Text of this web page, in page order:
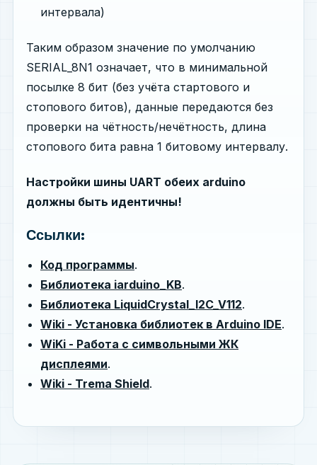
интервала)
Таким образом значение по умолчанию
SERIAL_8N1 означает, что в минимальной
посылке 8 бит (без учёта стартового и
стопового битов), данные передаются без
проверки на чётность/нечётность, длина
стопового бита равна 1 битовому интервалу.
Настройки шины UART обеих arduino
должны быть идентичны!
Ссылки:
Код программы.
Библиотека iarduino_KB.
Библиотека LiquidCrystal_I2C_V112.
Wiki - Установка библиотек в Arduino IDE.
WiKi - Работа с символьными ЖК
дисплеями.
Wiki - Trema Shield.